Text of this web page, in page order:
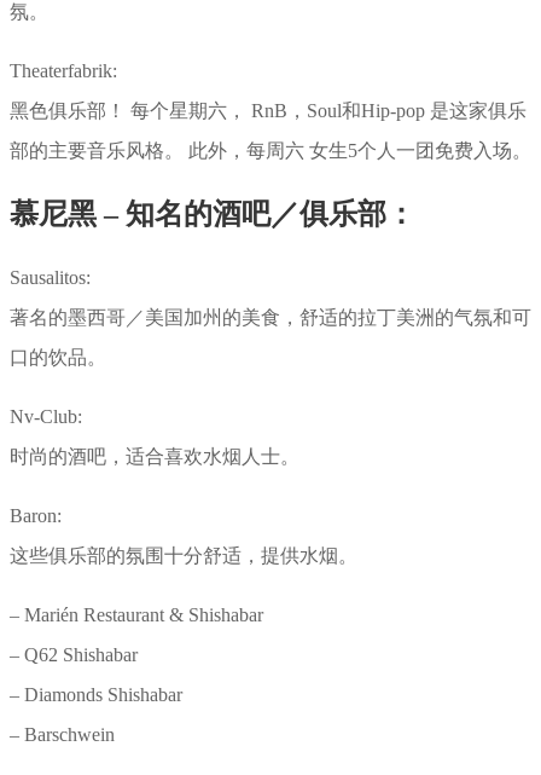
氛。
Theaterfabrik:
黑色俱乐部！ 每个星期六， RnB，Soul和Hip-pop 是这家俱乐
部的主要音乐风格。 此外，每周六 女生5个人一团免费入场。
慕尼黑 – 知名的酒吧／俱乐部：
Sausalitos:
著名的墨西哥／美国加州的美食，舒适的拉丁美洲的气氛和可
口的饮品。
Nv-Club:
时尚的酒吧，适合喜欢水烟人士。
Baron:
这些俱乐部的氛围十分舒适，提供水烟。
– Marién Restaurant & Shishabar
– Q62 Shishabar
– Diamonds Shishabar
– Barschwein